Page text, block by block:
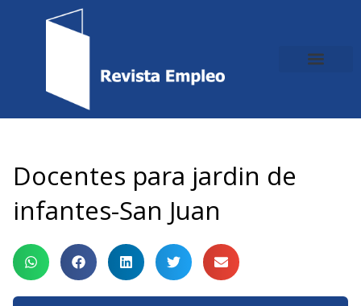
Docentes para jardin de
infantes-San Juan